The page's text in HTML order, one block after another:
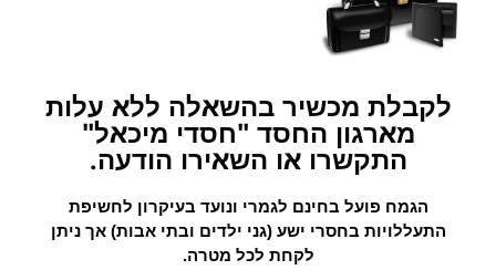
לקבלת מכשיר בהשאלה ללא עלות
מארגון החסד "חסדי מיכאל"
התקשרו או השאירו הודעה.
הגמח פועל בחינם לגמרי ונועד בעיקרון לחשיפת
התעללויות בחסרי ישע (גני ילדים ובתי אבות) אך ניתן
לקחת לכל מטרה.